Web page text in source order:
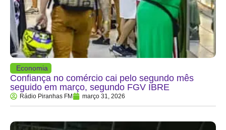
Economia
Confiança no comércio cai pelo segundo mês
seguido em março, segundo FGV IBRE
Rádio Piranhas FM março 31, 2026